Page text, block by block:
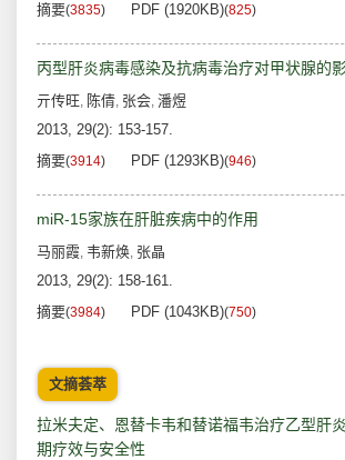
摘要(3835) PDF (1920KB)(825)
丙型肝炎病毒感染及抗病毒治疗对甲状腺的
亓传旺, 陈倩, 张会, 潘煜
2013, 29(2): 153-157.
摘要(3914) PDF (1293KB)(946)
miR-15家族在肝脏疾病中的作用
马丽霞, 韦新焕, 张晶
2013, 29(2): 158-161.
摘要(3984) PDF (1043KB)(750)
文摘荟萃
拉米夫定、恩替卡韦和替诺福韦治疗乙型肝
期疗效与安全性